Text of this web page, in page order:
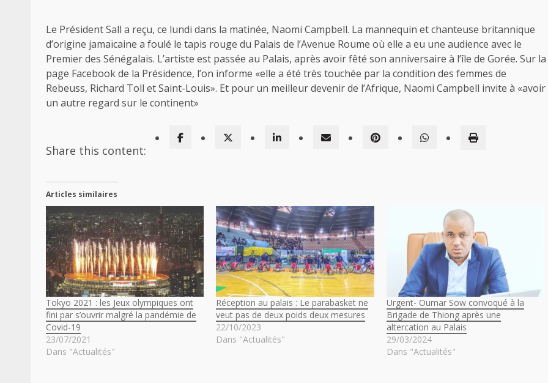
Le Président Sall a reçu, ce lundi dans la matinée, Naomi Campbell. La mannequin et chanteuse britannique
d’origine jamaïcaine a foulé le tapis rouge du Palais de l’Avenue Roume où elle a eu une audience avec le
Premier des Sénégalais. L’artiste est passée au Palais, après avoir fêté son anniversaire à l’île de Gorée. Sur la
page Facebook de la Présidence, l’on informe «elle a été très touchée par la condition des femmes de
Rebeuss, Richard Toll et Saint-Louis». Et pour un meilleur devenir de l’Afrique, Naomi Campbell invite à «avoir
un autre regard sur le continent»
Share this content:
Articles similaires
Tokyo 2021 : les Jeux olympiques ont
fini par s’ouvrir malgré la pandémie de
Covid-19
23/07/2021
Dans "Actualités"
Réception au palais : Le parabasket ne
veut pas de deux poids deux mesures
22/10/2023
Dans "Actualités"
Urgent- Oumar Sow convoqué à la
Brigade de Thiong après une
altercation au Palais
29/03/2024
Dans "Actualités"